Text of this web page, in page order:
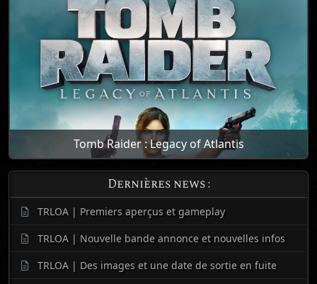
Tomb Raider : Legacy of Atlantis
Dernières news :
TRLOA | Premiers aperçus et gameplay
TRLOA | Nouvelle bande annonce et nouvelles infos
TRLOA | Des images et une date de sortie en fuite